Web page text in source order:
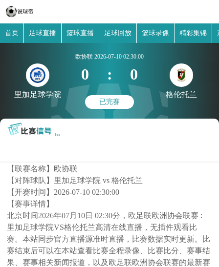
首页 足球直播 篮球直播 足球回放 篮球录像 精彩集锦
里加足球学院
欧协联 2026-07-10 02:30:00
0 : 0
已完赛
格伦托兰
【联赛名称】 欧协联
【对阵球队】 里加足球学院 vs 格伦托兰
【开赛时间】 2026-07-10 02:30:00
【赛事详情】
北京时间2026年07月10日 02:30分，欧足联欧洲协会联赛 :
里加足球学院VS格伦托兰高清在线直播，无插件观看比
赛。本站同步官方直播源准时直播，比赛数据实时更新。比
赛结束后可以在本站查看比赛全程录像、比赛比分、赛事结
果、赛事相关新闻报道，以及欧足联欧洲协会联赛的最新赛